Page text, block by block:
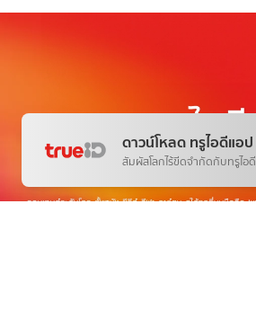
ดาวน์โหลด ทรูไอดีแอป
สัมผัสโลกไร้ขีดจำกัดกับทรูไอดี